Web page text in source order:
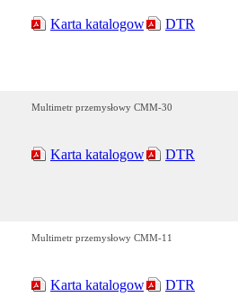
Karta katalogowa DTR
Multimetr przemysłowy CMM-30
Karta katalogowa DTR
Multimetr przemysłowy CMM-11
Karta katalogowa DTR